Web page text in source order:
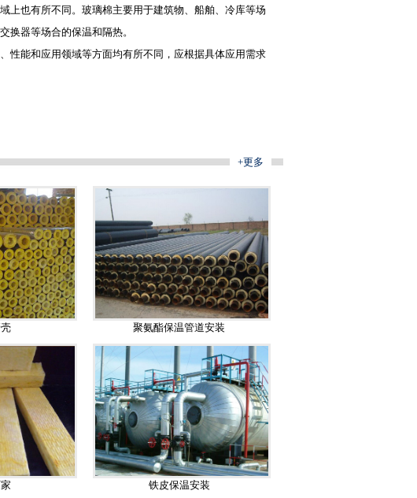
上也有所不同。玻璃棉主要用于建筑物、船舶、冷库等场
换器等场合的保温和隔热。
性能和应用领域等方面均有所不同，应根据具体应用需求
+更多
聚氨酯保温管道安装
铁皮保温安装